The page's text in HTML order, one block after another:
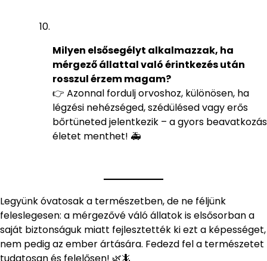
Milyen elsősegélyt alkalmazzak, ha
mérgező állattal való érintkezés után
rosszul érzem magam?
👉 Azonnal fordulj orvoshoz, különösen, ha
légzési nehézséged, szédülésed vagy erős
bőrtüneted jelentkezik – a gyors beavatkozás
életet menthet! 🚑
Legyünk óvatosak a természetben, de ne féljünk
feleslegesen: a mérgezővé váló állatok is elsősorban a
saját biztonságuk miatt fejlesztették ki ezt a képességet,
nem pedig az ember ártására. Fedezd fel a természetet